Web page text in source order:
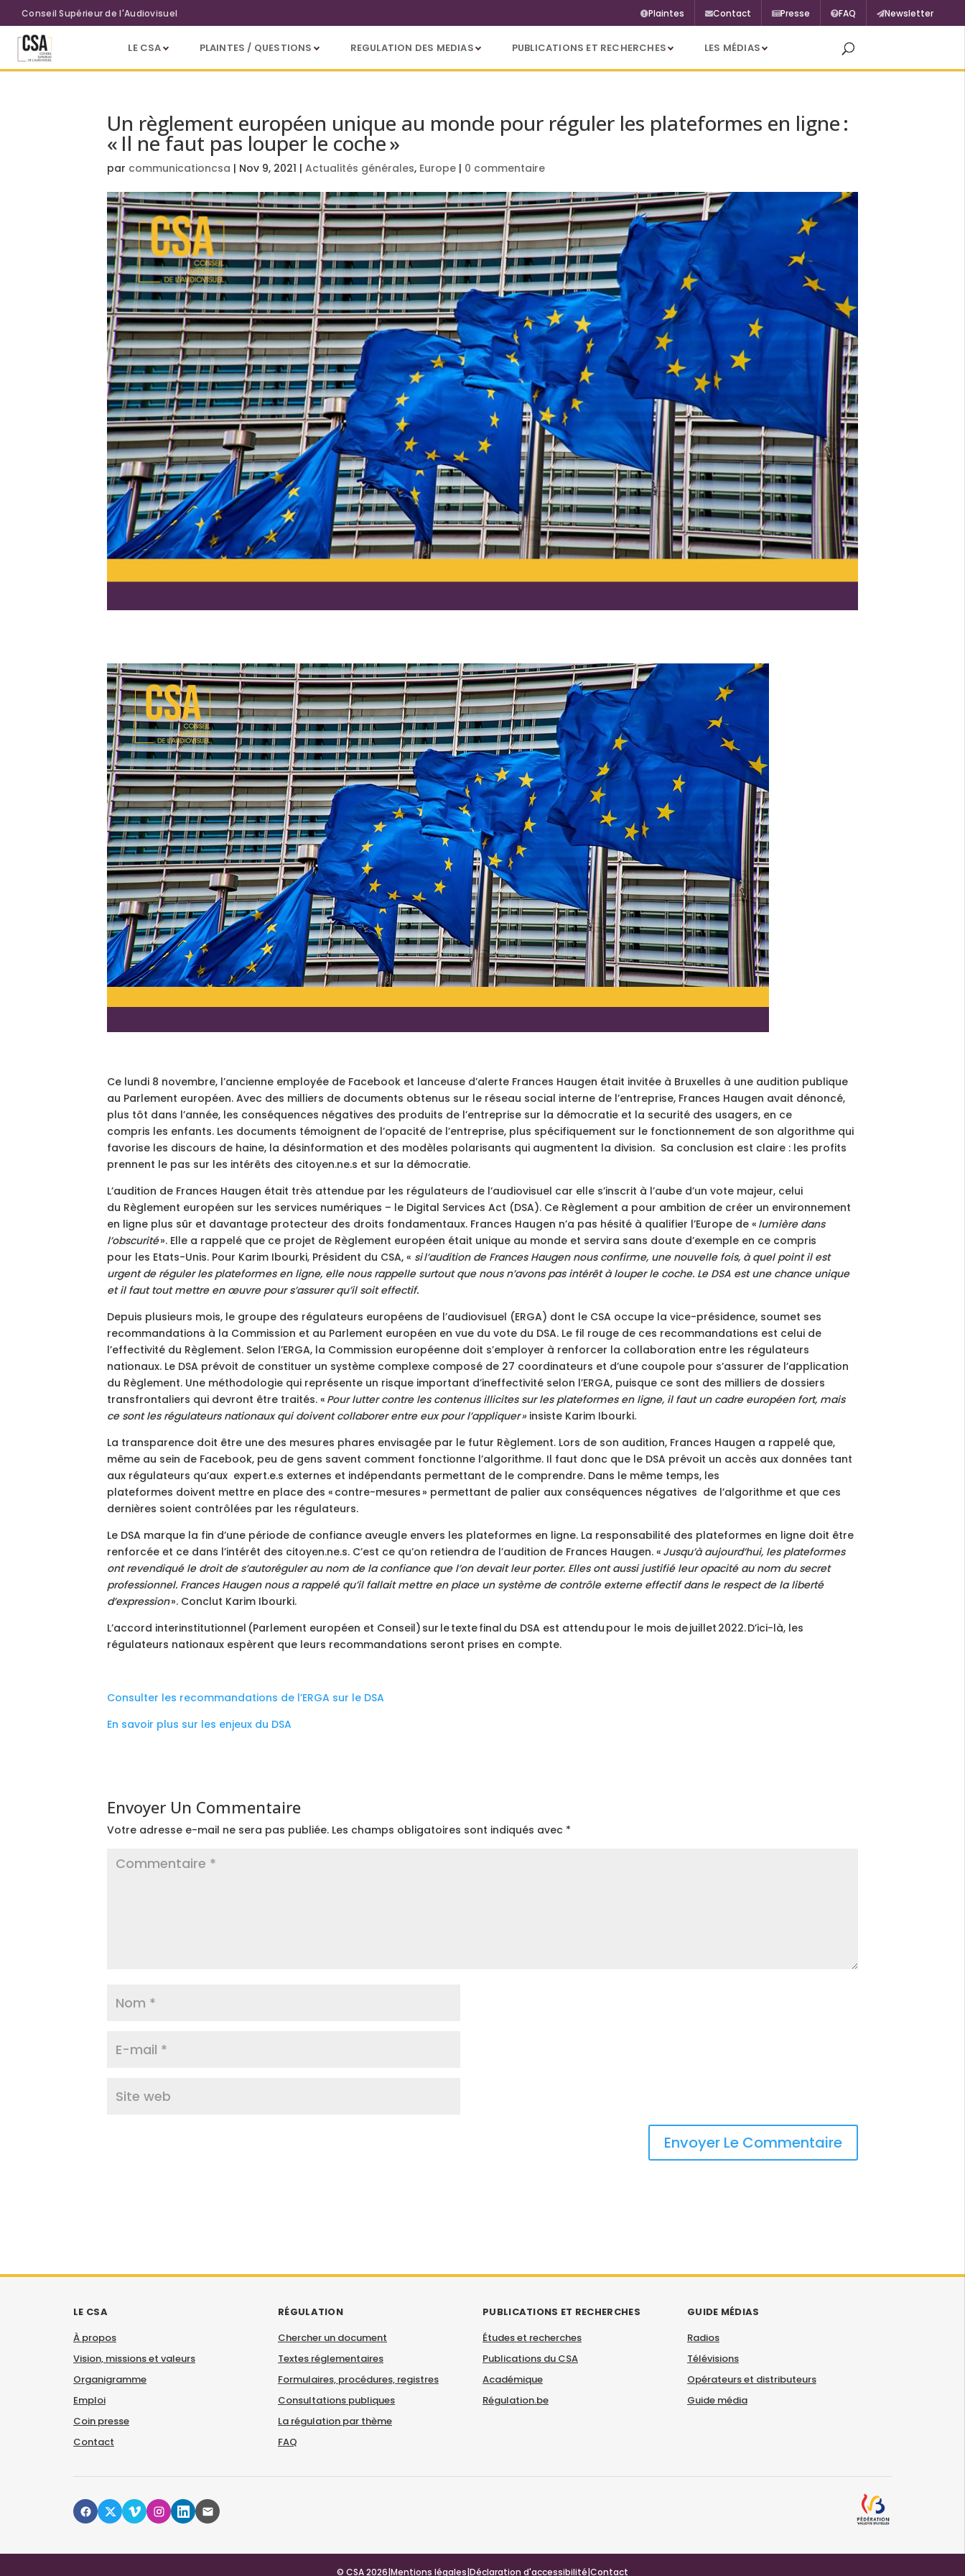
Aller au contenu principal
Conseil Supérieur de l'Audiovisuel Plaintes Contact Presse FAQ Newsletter
LE CSA PLAINTES / QUESTIONS REGULATION DES MEDIAS PUBLICATIONS ET RECHERCHES LES MÉDIAS
Un règlement européen unique au monde pour réguler les plateformes en ligne :
« Il ne faut pas louper le coche »
par communicationcsa | Nov 9, 2021 |Actualités générales, Europe | 0 commentaire
Ce lundi 8 novembre, l’ancienne employée de Facebook et lanceuse d’alerte Frances Haugen était invitée à Bruxelles à une audition publique
au Parlement européen. Avec des milliers de documents obtenus sur le réseau social interne de l’entreprise, Frances Haugen avait dénoncé,
plus tôt dans l’année, les conséquences négatives des produits de l’entreprise sur la démocratie et la securité des usagers, en ce
compris les enfants. Les documents témoignent de l’opacité de l’entreprise, plus spécifiquement sur le fonctionnement de son algorithme qui
favorise les discours de haine, la désinformation et des modèles polarisants qui augmentent la division. Sa conclusion est claire : les profits
prennent le pas sur les intérêts des citoyen.ne.s et sur la démocratie.
L’audition de Frances Haugen était très attendue par les régulateurs de l’audiovisuel car elle s’inscrit à l’aube d’un vote majeur, celui
du Règlement européen sur les services numériques – le Digital Services Act (DSA). Ce Règlement a pour ambition de créer un environnement
en ligne plus sûr et davantage protecteur des droits fondamentaux. Frances Haugen n’a pas hésité à qualifier l’Europe de « lumière dans
l’obscurité». Elle a rappelé que ce projet de Règlement européen était unique au monde et servira sans doute d’exemple en ce compris
pour les Etats-Unis. Pour Karim Ibourki, Président du CSA, « sil’audition de Frances Haugen nous confirme, une nouvelle fois, à quel point il est
urgent de réguler les plateformes en ligne, elle nous rappelle surtout que nous n’avons pas intérêt à louper le coche. Le DSA est une chance unique
et il faut tout mettre en œuvre pour s’assurer qu’il soit effectif.
Depuis plusieurs mois, le groupe des régulateurs européens de l’audiovisuel (ERGA) dont le CSA occupe la vice-présidence, soumet ses
recommandations à la Commission et au Parlement européen en vue du vote du DSA. Le fil rouge de ces recommandations est celui de
l’effectivité du Règlement. Selon l’ERGA, la Commission européenne doit s’employer à renforcer la collaboration entre les régulateurs
nationaux. Le DSA prévoit de constituer un système complexe composé de 27 coordinateurs et d’une coupole pour s’assurer de l’application
du Règlement. Une méthodologie qui représente un risque important d’ineffectivité selon l’ERGA, puisque ce sont des milliers de dossiers
transfrontaliers qui devront être traités. « Pour lutter contre les contenus illicites sur les plateformes en ligne, il faut un cadre européen fort, mais
ce sont les régulateurs nationaux qui doivent collaborer entre eux pour l’appliquer »insiste Karim Ibourki.
La transparence doit être une des mesures phares envisagée par le futur Règlement. Lors de son audition, Frances Haugen a rappelé que,
même au sein de Facebook, peu de gens savent comment fonctionne l’algorithme. Il faut donc que le DSA prévoit un accès aux données tant
aux régulateurs qu’aux expert.e.s externes et indépendants permettant de le comprendre. Dans le même temps, les
plateformes doivent mettre en place des « contre-mesures » permettant de palier aux conséquences négatives de l’algorithme et que ces
dernières soient contrôlées par les régulateurs.
Le DSA marque la fin d’une période de confiance aveugle envers les plateformes en ligne. La responsabilité des plateformes en ligne doit être
renforcée et ce dans l’intérêt des citoyen.ne.s. C’est ce qu’on retiendra de l’audition de Frances Haugen. « Jusqu’à aujourd’hui, les plateformes
ont revendiqué le droit de s’autoréguler au nom de la confiance que l’on devait leur porter. Elles ont aussi justifié leur opacité au nom du secret
professionnel. Frances Haugen nous a rappelé qu’il fallait mettre en place un système de contrôle externe effectif dans le respect de la liberté
d’expression». Conclut Karim Ibourki.
L’accord interinstitutionnel (Parlement européen et Conseil) sur le texte final du DSA est attendu pour le mois de juillet 2022. D’ici-là, les
régulateurs nationaux espèrent que leurs recommandations seront prises en compte.
Consulter les recommandations de l’ERGA sur le DSA
En savoir plus sur les enjeux du DSA
Envoyer Un Commentaire
Votre adresse e-mail ne sera pas publiée. Les champs obligatoires sont indiqués avec *
LE CSA
À propos
Vision, missions et valeurs
Organigramme
Emploi
Coin presse
Contact
RÉGULATION
Chercher un document
Textes réglementaires
Formulaires, procédures, registres
Consultations publiques
La régulation par thème
FAQ
PUBLICATIONS ET RECHERCHES
Études et recherches
Publications du CSA
Académique
Régulation.be
GUIDE MÉDIAS
Radios
Télévisions
Opérateurs et distributeurs
Guide média
© CSA 2026|Mentions légales|Déclaration d'accessibilité|Contact